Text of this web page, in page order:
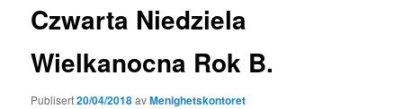
Czwarta Niedziela
Wielkanocna Rok B.
Publisert20/04/2018avMenighetskontoret